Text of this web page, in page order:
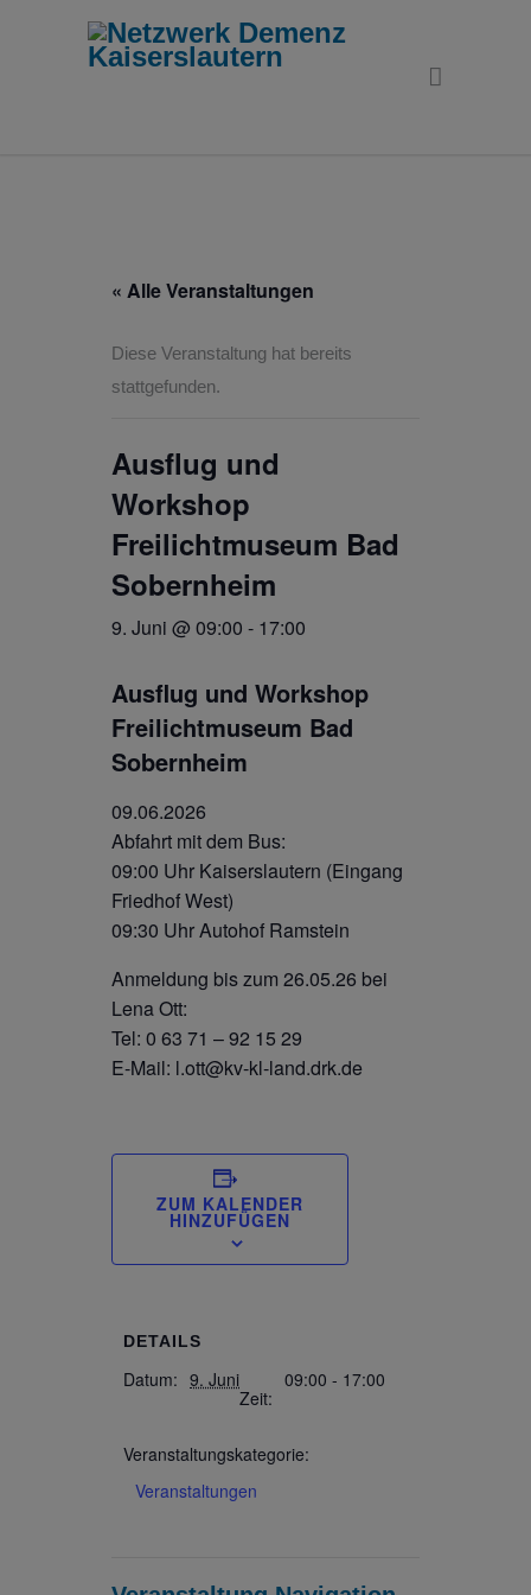
« Alle Veranstaltungen
Diese Veranstaltung hat bereits
stattgefunden.
Ausflug und
Workshop
Freilichtmuseum Bad
Sobernheim
9. Juni @ 09:00 - 17:00
Ausflug und Workshop
Freilichtmuseum Bad
Sobernheim
09.06.2026
Abfahrt mit dem Bus:
09:00 Uhr Kaiserslautern (Eingang
Friedhof West)
09:30 Uhr Autohof Ramstein
Anmeldung bis zum 26.05.26 bei
Lena Ott:
Tel: 0 63 71 – 92 15 29
E-Mail: l.ott@kv-kl-land.drk.de
ZUM KALENDER
HINZUFÜGEN
DETAILS
Datum: 9. Juni
Zeit:
09:00 - 17:00
Veranstaltungskategorie:
Veranstaltungen